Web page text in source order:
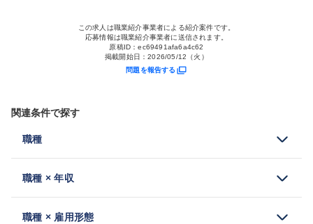
この求人は職業紹介事業者による紹介案件です。
応募情報は職業紹介事業者に送信されます。
原稿ID：ec69491afa6a4c62
掲載開始日：2026/05/12（火）
問題を報告する
関連条件で探す
職種
職種 × 年収
職種 × 雇用形態